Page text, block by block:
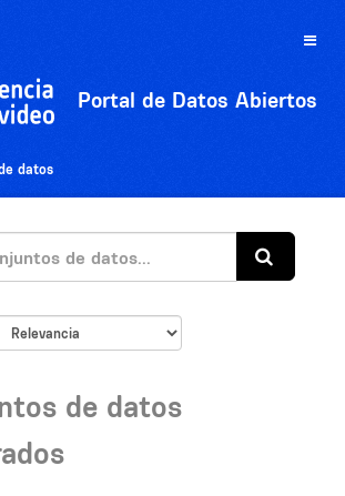
Toggle
Portal de Datos Abiertos
datos
de datos